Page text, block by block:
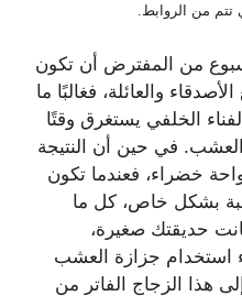
من الروابط.
من المفترض أن تكون
والعائلة، فغالبًا ما
الخلفي يستغرق وقتًا
في حين أن النتيجة
خضراء، فعندما تكون
بشكل خاص، كل ما
حديقتك صغيرة،
استخدام جزازة العشب
هذا الزجاج الفاتر من